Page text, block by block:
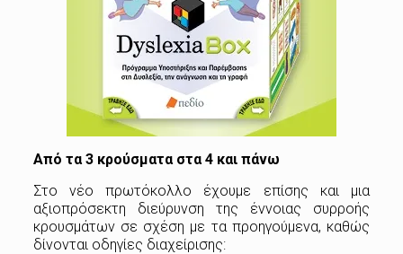
Από τα 3 κρούσματα στα 4 και πάνω
Στο νέο πρωτόκολλο έχουμε επίσης και μια
αξιοπρόσεκτη διεύρυνση της έννοιας συρροής
κρουσμάτων σε σχέση με τα προηγούμενα, καθώς
δίνονται οδηγίες διαχείρισης: